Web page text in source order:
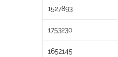
1527893
1753230
1652145